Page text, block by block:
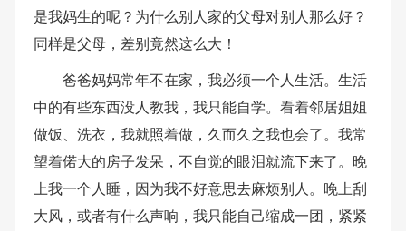
是我妈生的呢？为什么别人家的父母对别人那么好？
同样是父母，差别竟然这么大！
爸爸妈妈常年不在家，我必须一个人生活。生活
中的有些东西没人教我，我只能自学。看着邻居姐姐
做饭、洗衣，我就照着做，久而久之我也会了。我常
望着偌大的房子发呆，不自觉的眼泪就流下来了。晚
上我一个人睡，因为我不好意思去麻烦别人。晚上刮
大风，或者有什么声响，我只能自己缩成一团，紧紧